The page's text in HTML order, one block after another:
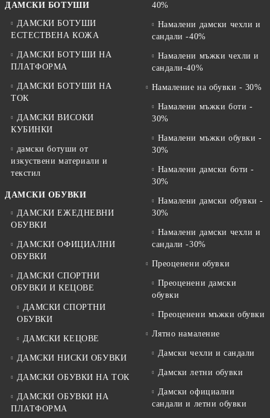
ДАМСКИ БОТУШИ
ДАМСКИ БОТУШИ
ЕСТЕСТВЕНА КОЖА
ДАМСКИ БОТУШИ НА
ПЛАТФОРМА
ДАМСКИ БОТУШИ НА
ТОК
ДАМСКИ ВИСОКИ
КУБИНКИ
дамски ботуши от
изкуствени материали и
текстил
ДАМСКИ ОБУВКИ
ДАМСКИ ЕЖЕДНЕВНИ
ОБУВКИ
ДАМСКИ ОФИЦИАЛНИ
ОБУВКИ
ДАМСКИ СПОРТНИ
ОБУВКИ И КЕЦОВЕ
ДАМСКИ СПОРТНИ
ОБУВКИ
ДАМСКИ КЕЦОВЕ
ДАМСКИ НИСКИ ОБУВКИ
ДАМСКИ ОБУВКИ НА ТОК
ДАМСКИ ОБУВКИ НА
ПЛАТФОРМА
40%
Намалени дамски чехли и
сандали -40%
Намалени мъжки чехли и
сандали-40%
Намаление на обувки - 30%
Намалени мъжки боти -
30%
Намалени мъжки обувки -
30%
Намалени дамски боти -
30%
Намалени дамски обувки -
30%
Намалени дамски чехли и
сандали -30%
Преоценени обувки
Преоценени дамски
обувки
Преоценени мъжки обувки
Лятно намаление
Дамски чехли и сандали
Дамски летни обувки
Дамски официални
сандали и летни обувки